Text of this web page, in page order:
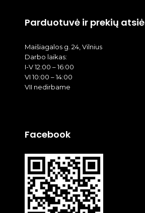
Parduotuvė ir prekių
Maišiagalos g. 24, Vilnius
Darbo laikas:
I-V 12:00 – 16:00
VI 10:00 – 14:00
VII nedirbame
Facebook